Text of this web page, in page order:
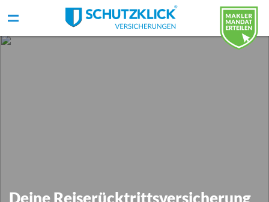
Deine Reiserücktrittsversicherung